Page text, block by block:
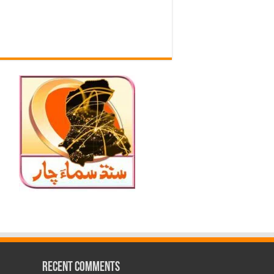
Recent Comments